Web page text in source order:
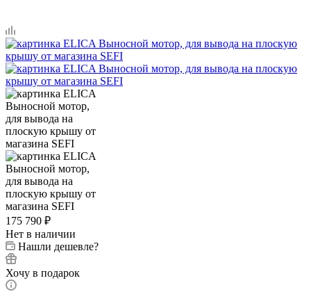
175 790 ₽
Нет в наличии
Нашли дешевле?
Хочу в подарок